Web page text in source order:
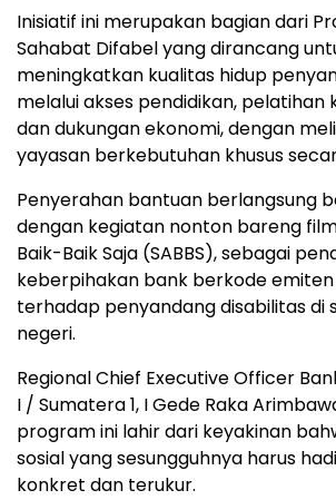
Inisiatif ini merupakan bagian dari
Sahabat Difabel yang dirancang
meningkatkan kualitas hidup
melalui akses pendidikan, pelatihan
dan dukungan ekonomi, dengan
yayasan berkebutuhan khusus
Penyerahan bantuan berlangsung
dengan kegiatan nonton bareng
Baik-Baik Saja (SABBS), sebagai
keberpihakan bank berkode emiten
terhadap penyandang disabilitas di
negeri.
Regional Chief Executive Officer
I / Sumatera 1, I Gede Raka
program ini lahir dari keyakinan
sosial yang sesungguhnya harus
konkret dan terukur.